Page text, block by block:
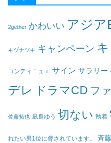
2gether かわいい アジア
キヅナツキ キャンペーン
コンティニュエ サイン サラリー
デレ ドラマCD フ
佐藤拓也 凪良ゆう 切ない 執着
れたい男1位に脅されています。 斉